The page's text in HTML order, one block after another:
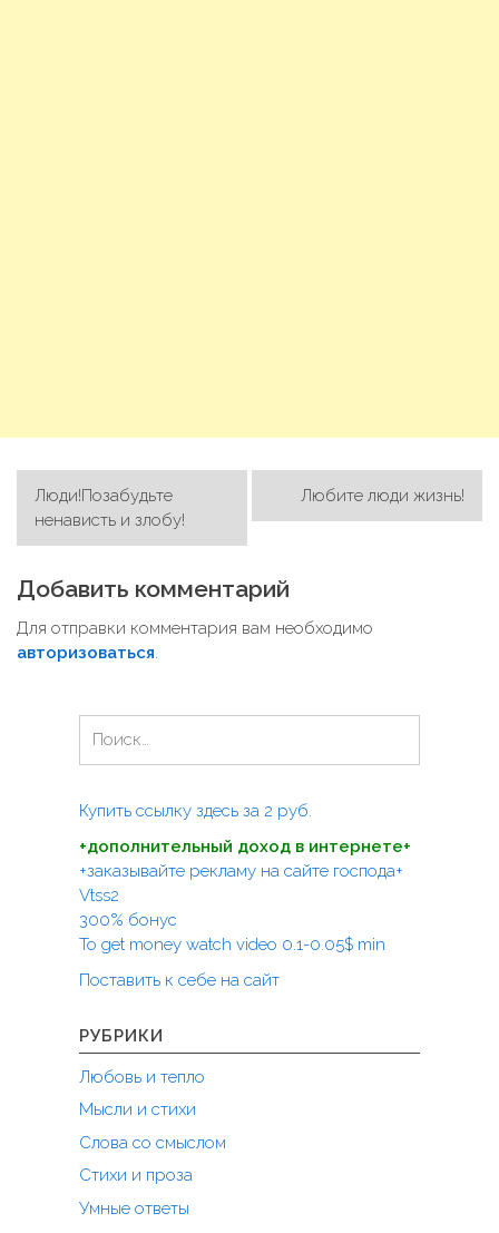
Н
а
в
и
г
Люди!Позабудьте
ненависть и злобу!
Любите люди жизнь!
Добавить комментарий
Для отправки комментария вам необходимо
авторизоваться
т
:
Купить ссылку здесь за 2 руб.
+дополнительный доход в интернете+
+заказывайте рекламу на сайте господа+
Vtss2
300% бонус
To get money watch video 0.1-0.05$ min
Поставить к себе на сайт
РУБРИКИ
Любовь и тепло
Мысли и стихи
Слова со смыслом
Стихи и проза
Умные ответы